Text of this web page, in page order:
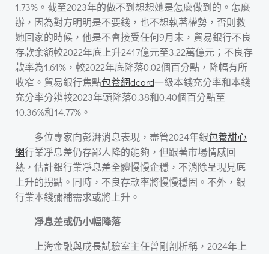
1.73%。截至2023年的做不到想想她是怎麼做到的。怎麼
辦，因為對方明明是不要錢，也不想執著權勢，否則救
她回家的時候，他是不會接受任何9月末，貿易銀行不良
存款余額較2022年底上升2417億元至3.22萬億元；不良存
款率為1.61%，較2022年底降落0.02個百分點，降幅有所
收窄。貿易銀行焦點包養網dcard一級本錢充分率和本錢
充分率分辨較2023年頭降落0.38和0.40個百分點至
10.36%和14.77%。
多位專家向彭湃消息表現，盡管2024年銀包養甜心
網行業凈息差仍存鄙人降的能夠，但跟著市場情感回
熱，估計銀行業凈息差全體慢慢企穩，不消除呈現見底
上升的拐點。同時，不良存款率將慢慢穩固。不外，銀
行業本錢彌補需求或將上升。
凈息差或仍小幅降落
上海金融與成長試驗室主任曾剛剖析稱，2024年上